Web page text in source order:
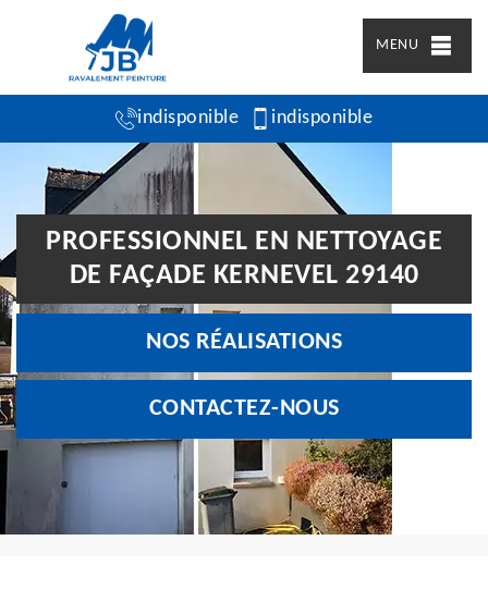
MENU
indisponible indisponible
PROFESSIONNEL EN NETTOYAGE
DE FAÇADE KERNEVEL 29140
NOS RÉALISATIONS
CONTACTEZ-NOUS